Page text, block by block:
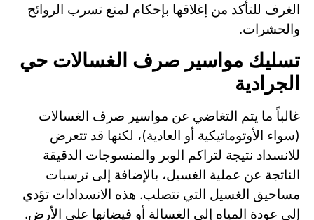
الغرف للتأكد من إغلاقها بإحكام لمنع تسرب الروائح
والحشرات.
تسليك مواسير صرف الغسالات حي
الجرادية
غالباً ما يتم التغاضي عن مواسير صرف الغسالات
(سواء الأوتوماتيكية أو العادية)، لكنها قد تتعرض
للانسداد نتيجة لتراكم الوبر والمنسوجات الدقيقة
الناتجة عن عملية الغسيل، بالإضافة إلى ترسبات
مساحيق الغسيل التي تتصلب. هذه الانسدادات تؤدي
إلى عودة المياه إلى الغسالة أو فيضانها على الأرض.